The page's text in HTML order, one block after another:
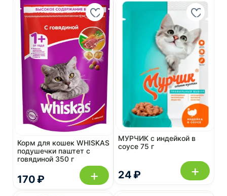
170 ₽
Корм для кошек WHISKAS
подушечки паштет с
говядиной 350 г
+ 24 ₽
МУРЧИК с индейкой в
соусе 75 г
+